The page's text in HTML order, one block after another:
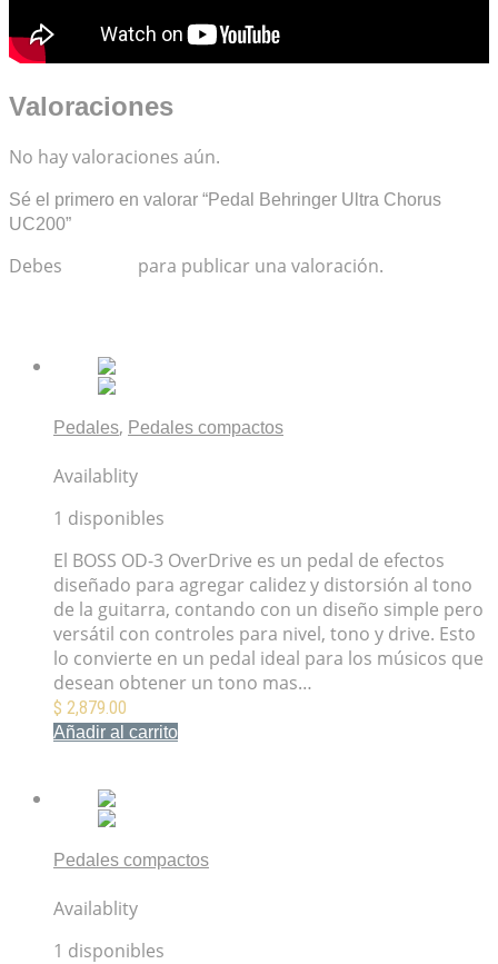
Valoraciones
No hay valoraciones aún.
Sé el primero en valorar “Pedal Behringer Ultra Chorus
UC200”
Debes para publicar una valoración.
Pedales, Pedales compactos
Availablity
1 disponibles
El BOSS OD-3 OverDrive es un pedal de efectos
diseñado para agregar calidez y distorsión al tono
de la guitarra, contando con un diseño simple pero
versátil con controles para nivel, tono y drive. Esto
lo convierte en un pedal ideal para los músicos que
desean obtener un tono mas…
$ 2,879.00
Añadir al carrito
Pedales compactos
Availablity
1 disponibles